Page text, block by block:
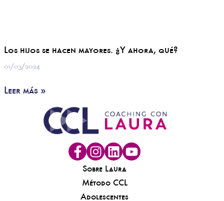
Los hijos se hacen mayores. ¿Y ahora, qué?
01/03/2024
Leer más »
Sobre Laura
Método CCL
Adolescentes